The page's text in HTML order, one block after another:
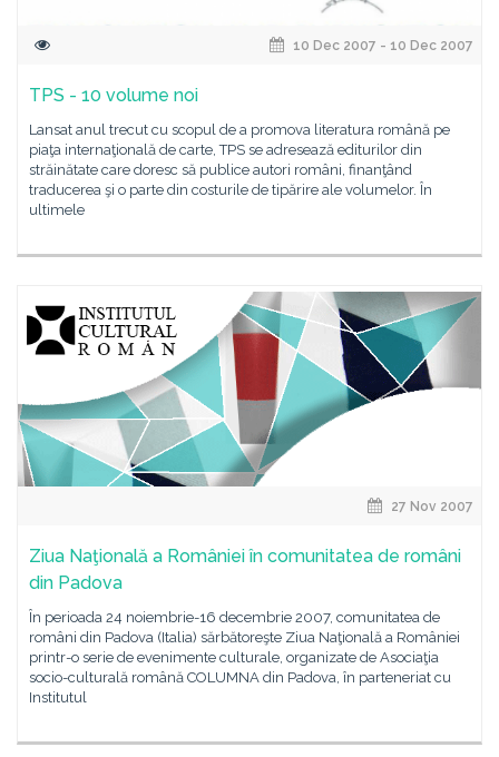
10 Dec 2007 - 10 Dec 2007
TPS - 10 volume noi
Lansat anul trecut cu scopul de a promova literatura română pe
piaţa internaţională de carte, TPS se adresează editurilor din
străinătate care doresc să publice autori români, finanţând
traducerea şi o parte din costurile de tipărire ale volumelor. În
ultimele
27 Nov 2007
Ziua Naţională a României în comunitatea de români
din Padova
În perioada 24 noiembrie-16 decembrie 2007, comunitatea de
români din Padova (Italia) sărbătoreşte Ziua Naţională a României
printr-o serie de evenimente culturale, organizate de Asociaţia
socio-culturală română COLUMNA din Padova, în parteneriat cu
Institutul